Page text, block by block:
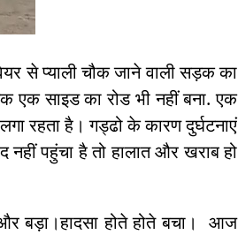
से प्याली चौक जाने वाली सड़क का
एक साइड का रोड भी नहीं बना. एक
रहता है। गड्ढो के कारण दुर्घटनाएं
पहुंचा है तो हालात और खराब हो
बड़ा।हादसा होते होते बचा। आज